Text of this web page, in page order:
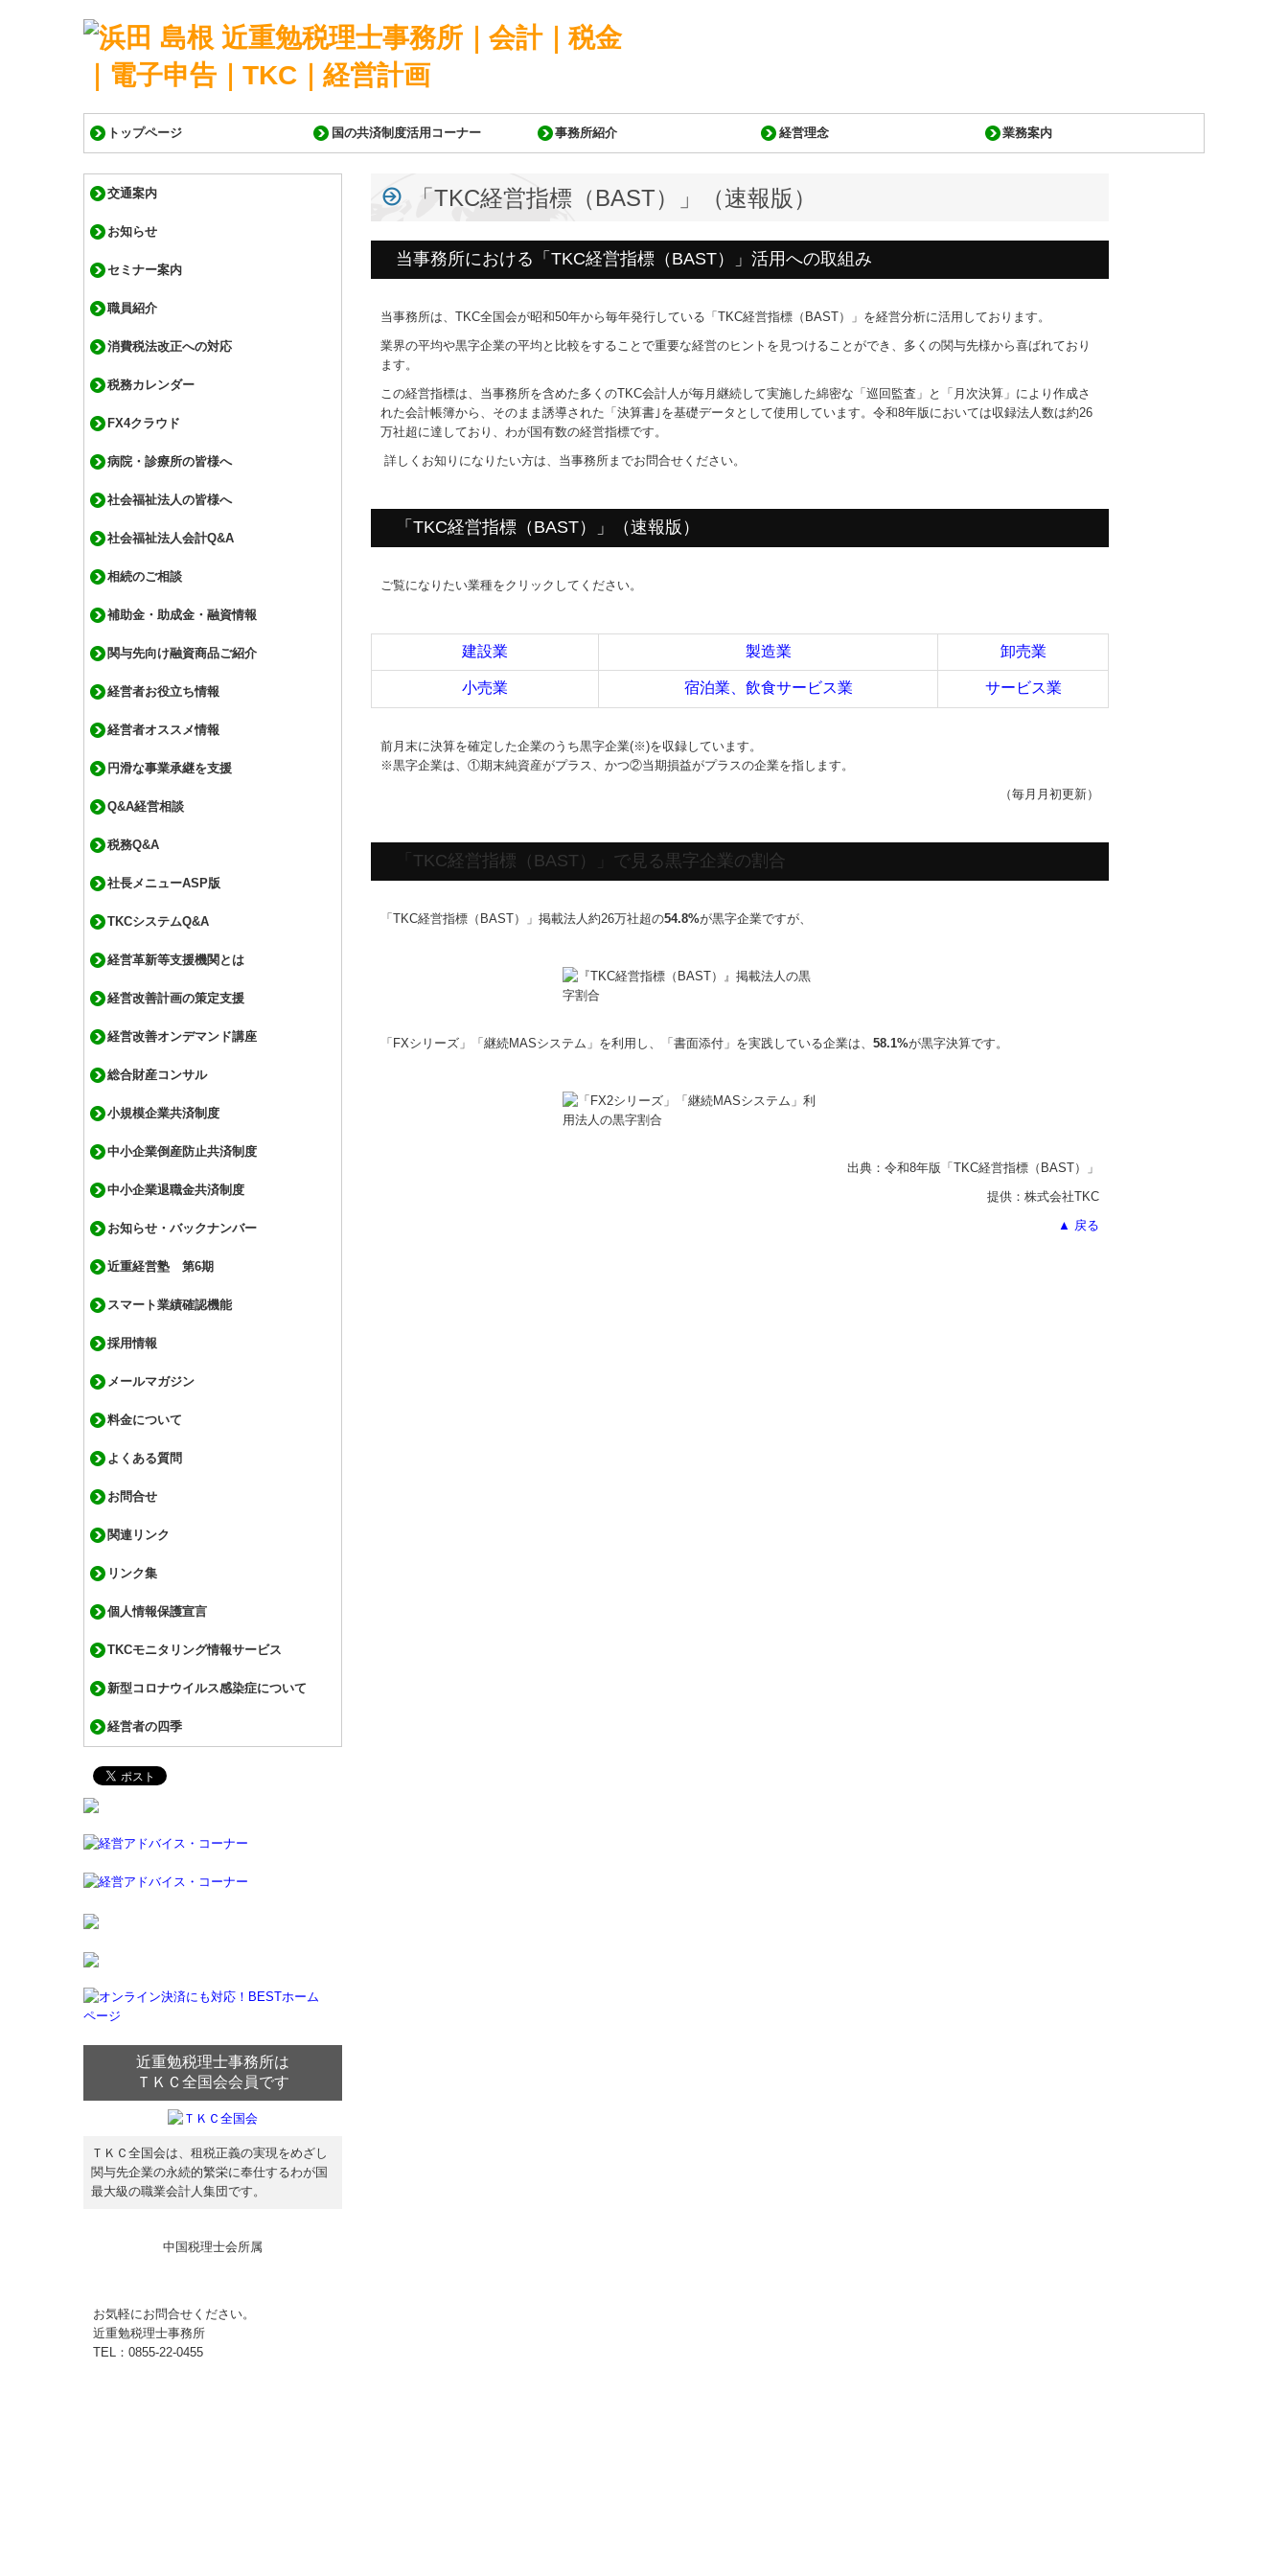
トップページ 国の共済制度活用コーナー 事務所紹介 経営理念 業務案内
交通案内
お知らせ
セミナー案内
職員紹介
消費税法改正への対応
税務カレンダー
FX4クラウド
病院・診療所の皆様へ
社会福祉法人の皆様へ
社会福祉法人会計Q&A
相続のご相談
補助金・助成金・融資情報
関与先向け融資商品ご紹介
経営者お役立ち情報
経営者オススメ情報
円滑な事業承継を支援
Q&A経営相談
税務Q&A
社長メニューASP版
TKCシステムQ&A
経営革新等支援機関とは
経営改善計画の策定支援
経営改善オンデマンド講座
総合財産コンサル
小規模企業共済制度
中小企業倒産防止共済制度
中小企業退職金共済制度
お知らせ・バックナンバー
近重経営塾 第6期
スマート業績確認機能
採用情報
メールマガジン
料金について
よくある質問
お問合せ
関連リンク
リンク集
個人情報保護宣言
TKCモニタリング情報サービス
新型コロナウイルス感染症について
経営者の四季
近重勉税理士事務所は
ＴＫＣ全国会会員です
ＴＫＣ全国会は、租税正義の実現をめざし
関与先企業の永続的繁栄に奉仕するわが国
最大級の職業会計人集団です。
中国税理士会所属
お気軽にお問合せください。
近重勉税理士事務所
TEL：0855-22-0455
「TKC経営指標（BAST）」 （速報版）
当事務所における「TKC経営指標（BAST）」活用への取組み
当事務所は、TKC全国会が昭和50年から毎年発行している「TKC経営指標（BAST）」を経営分析に活用しております。
業界の平均や黒字企業の平均と比較をすることで重要な経営のヒントを見つけることができ、多くの関与先様から喜ばれており
ます。
この経営指標は、当事務所を含めた多くのTKC会計人が毎月継続して実施した綿密な「巡回監査」と「月次決算」により作成さ
れた会計帳簿から、そのまま誘導された「決算書｣を基礎データとして使用しています。令和8年版においては収録法人数は約26
万社超に達しており、わが国有数の経営指標です。
詳しくお知りになりたい方は、当事務所までお問合せください。
「TKC経営指標（BAST）」（速報版）
ご覧になりたい業種をクリックしてください。
建設業 製造業 卸売業
小売業 宿泊業、飲食サービス業 サービス業
前月末に決算を確定した企業のうち黒字企業(※)を収録しています。
※黒字企業は、①期末純資産がプラス、かつ②当期損益がプラスの企業を指します。
（毎月月初更新）
「TKC経営指標（BAST）」で見る黒字企業の割合
「TKC経営指標（BAST）」掲載法人約26万社超の54.8%が黒字企業ですが、
「FXシリーズ」「継続MASシステム」を利用し、「書面添付」を実践している企業は、 58.1%が黒字決算です。
出典：令和8年版「TKC経営指標 （BAST）」
提供：株式会社TKC
▲ 戻る